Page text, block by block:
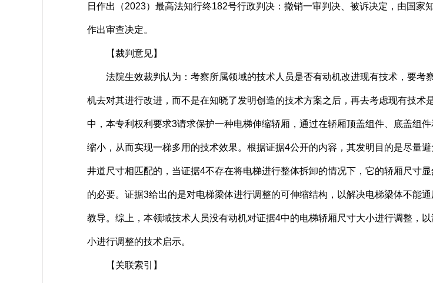
日作出（2023）最高法知行终182号行政判决：撤销一审判决、被诉决定，由国
作出审查决定。
【裁判意见】
法院生效裁判认为：考察所属领域的技术人员是否有动机改进现有技术，要考
机去对其进行改进，而不是在知晓了发明创造的技术方案之后，再去考虑现有技
中，本专利权利要求3请求保护一种电梯伸缩轿厢，通过在轿厢顶盖组件、底盖组
缩小，从而实现一梯多用的技术效果。根据证据4公开的内容，其发明目的是尽量
井道尺寸相匹配的，当证据4不存在将电梯进行整体拆卸的情况下，它的轿厢尺寸
的必要。证据3给出的是对电梯梁体进行调整的可伸缩结构，以解决电梯梁体不能
教导。综上，本领域技术人员没有动机对证据4中的电梯轿厢尺寸大小进行调整，
小进行调整的技术启示。
【关联索引】